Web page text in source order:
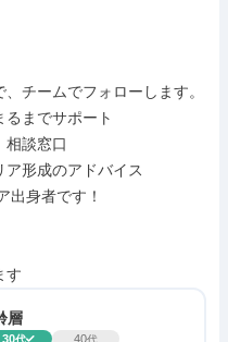
チームでフォローします。
るまでサポート
相談窓口
ア形成のアドバイス
す
層
30代 40代